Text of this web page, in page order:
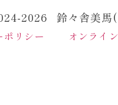
2026 鈴々舎美馬(
ポリシー オンライ